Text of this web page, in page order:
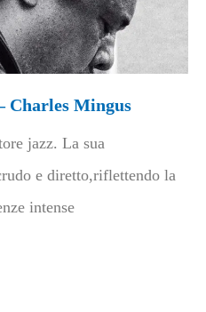
Charles Mingus
jazz. La sua
e diretto,riflettendo la
intense